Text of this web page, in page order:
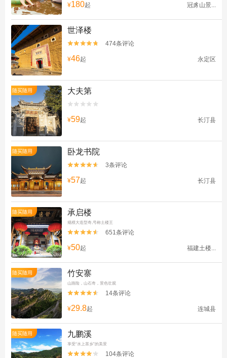
¥180起 冠豸山景...
世泽楼

 474条评论
¥46起 永定区
随买随用 大夫第


¥59起 长汀县
随买随用 卧龙书院

 3条评论
¥57起 长汀县
随买随用 承启楼
规模大造型奇,号称土楼王

 651条评论
¥50起 福建土楼...
随买随用 竹安寨
山路险，山石奇，景色壮观

 14条评论
¥29.8起 连城县
随买随用 九鹏溪
享受“水上茶乡”的美景

 104条评论